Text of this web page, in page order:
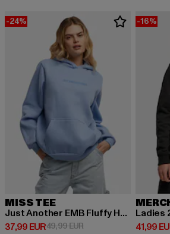
-24%
MISS TEE
Just Another EMB Fluffy Hoody
37,99 EUR
Derzeitiger Preis: 37,99 EUR
49,99 EURAktionspreis: 49,99 EUR
-16%
Ladies
41,99